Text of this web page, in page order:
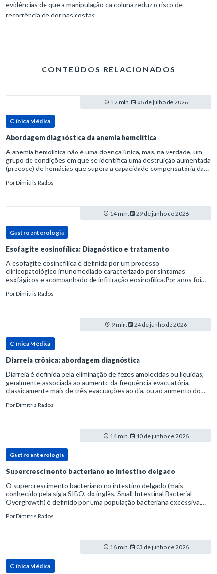
evidências de que a manipulação da coluna reduz o risco de
recorrência de dor nas costas.
CONTEÚDOS RELACIONADOS
12 min. 06 de julho de 2026
Clínica Médica
Abordagem diagnóstica da anemia hemolítica
A anemia hemolítica não é uma doença única, mas, na verdade, um
grupo de condições em que se identifica uma destruição aumentada
(precoce) de hemácias que supera a capacidade compensatória da
PorDimitris Rados
14 min. 29 de junho de 2026
Gastroenterologia
Esofagite eosinofílica: Diagnóstico e tratamento
A esofagite eosinofílica é definida por um processo
clinicopatológico imunomediado caracterizado por sintomas
esofágicos e acompanhado de infiltração eosinofílica.Por anos foi
refluxo gastr
PorDimitris Rados
9 min. 24 de junho de 2026
Clínica Médica
Diarreia crônica: abordagem diagnóstica
Diarreia é definida pela eliminação de fezes amolecidas ou líquidas,
geralmente associada ao aumento da frequência evacuatória,
classicamente mais de três evacuações ao dia, ou ao aumento do
PorDimitris Rados
14 min. 10 de junho de 2026
Gastroenterologia
Supercrescimento bacteriano no intestino delgado
O supercrescimento bacteriano no intestino delgado (mais
conhecido pela sigla SIBO, do inglês, Small Intestinal Bacterial
Overgrowth) é definido por uma população bacteriana excessiva.
PorDimitris Rados
16 min. 03 de junho de 2026
Clínica Médica